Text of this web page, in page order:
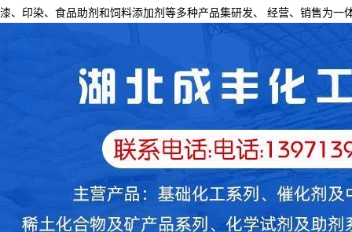
漆、印染、食品助剂和饲料添加剂等多种产品集研发、
经营、销售为一